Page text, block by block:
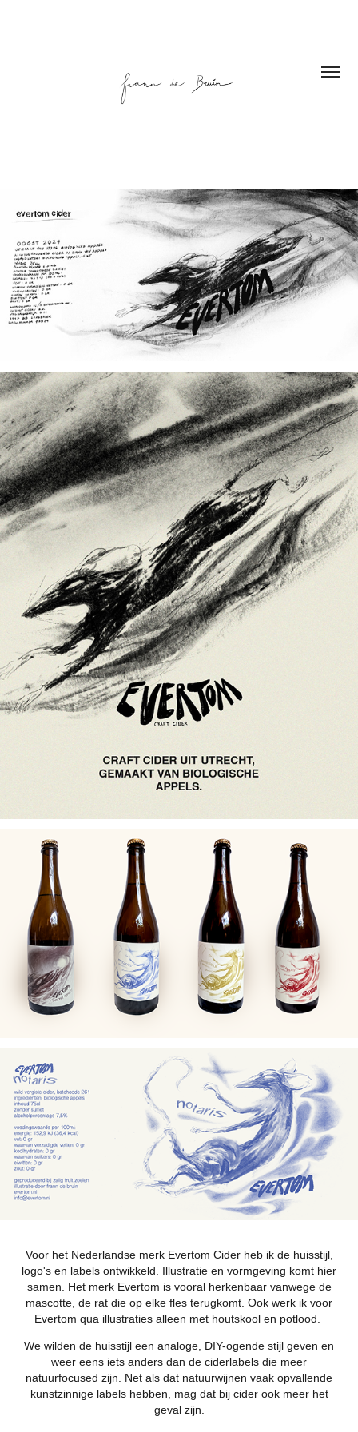
Voor het Nederlandse merk Evertom Cider heb ik de huisstijl,
logo's en labels ontwikkeld. Illustratie en vormgeving komt hier
samen. Het merk Evertom is vooral herkenbaar vanwege de
mascotte, de rat die op elke fles terugkomt. Ook werk ik voor
Evertom qua illustraties alleen met houtskool en potlood.
We wilden de huisstijl een analoge, DIY-ogende stijl geven en
weer eens iets anders dan de ciderlabels die meer
natuurfocused zijn. Net als dat natuurwijnen vaak opvallende
kunstzinnige labels hebben, mag dat bij cider ook meer het
geval zijn.